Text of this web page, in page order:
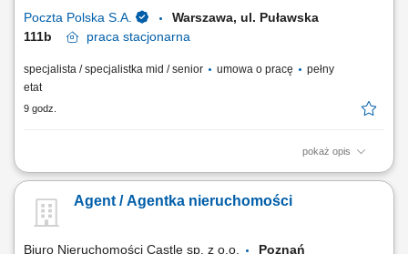
Poczta Polska S.A.
Warszawa, ul. Puławska
111b
praca stacjonarna
specjalista / specjalistka mid / senior umowa o pracę
pełny
etat
9 godz.
pokaż opis
Forma współpracy: umowa o pracę, pełny etat, praca stacjonarna Twoje
analiza rynku nieruchomości i jego aktualnych trendów, analiza
raportów, wykonywanie zestawień, wykonywanie sprawozdań z
Agent / Agentka nieruchomości
Biuro Nieruchomości Castle sp. z o.o. Poznań